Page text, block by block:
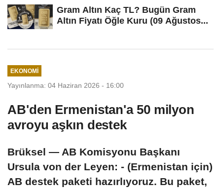
Gram Altın Kaç TL? Bugün Gram
Altın Fiyatı Öğle Kuru (09 Ağustos...
EKONOMI
Yayınlanma: 04 Haziran 2026 - 16:00
AB'den Ermenistan'a 50 milyon
avroyu aşkın destek
Brüksel — AB Komisyonu Başkanı
Ursula von der Leyen: - (Ermenistan için)
AB destek paketi hazırlıyoruz. Bu paket,